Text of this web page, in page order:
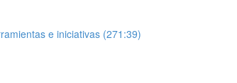
e iniciativas (271:39)